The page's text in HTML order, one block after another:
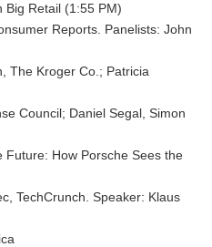
Retail (1:55 PM)
Reports. Panelists: John
Kroger Co.; Patricia
Daniel Segal, Simon
How Porsche Sees the
Speaker: Klaus